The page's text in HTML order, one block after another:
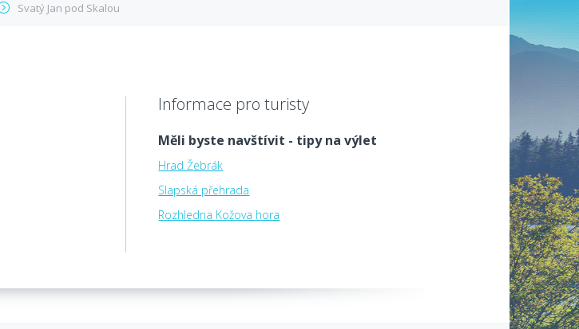
Svatý Jan pod Skalou
Informace pro turisty
Měli byste navštívit - tipy na výlet
Hrad Žebrák
Slapská přehrada
Rozhledna Kožova hora